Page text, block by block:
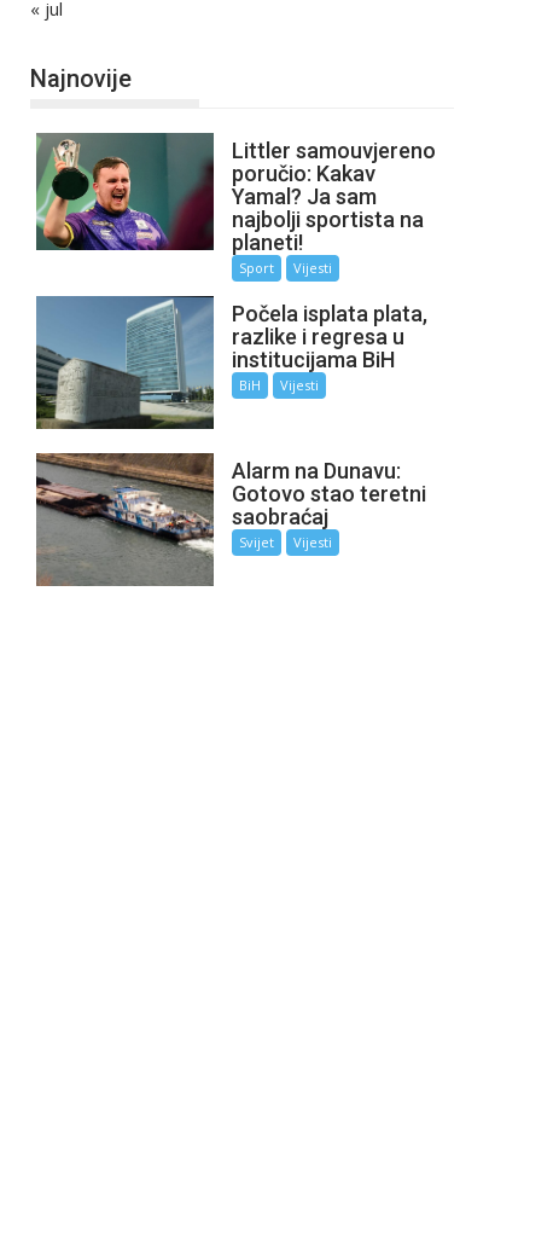
« jul
Najnovije
Littler samouvjereno
poručio: Kakav
Yamal? Ja sam
najbolji sportista na
planeti!
Sport Vijesti
Počela isplata plata,
razlike i regresa u
institucijama BiH
BiH Vijesti
Alarm na Dunavu:
Gotovo stao teretni
saobraćaj
Svijet Vijesti